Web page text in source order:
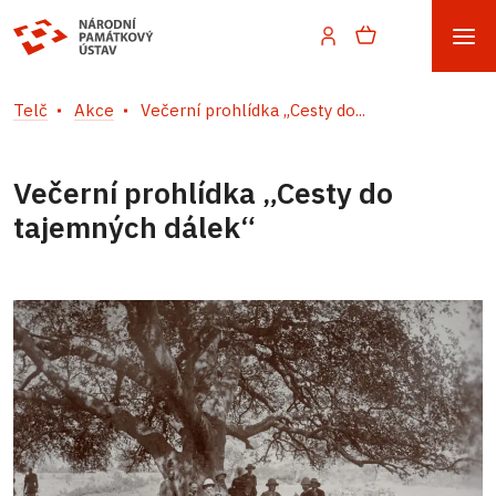
Telč Akce Večerní prohlídka „Cesty do...
Večerní prohlídka „Cesty do
tajemných dálek“